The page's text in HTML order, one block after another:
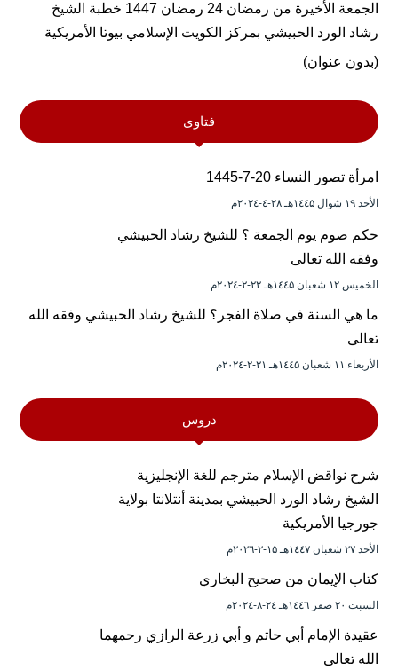
الجمعة الأخيرة من رمضان 24 رمضان 1447 خطبة الشيخ
رشاد الورد الحبيشي بمركز الكويت الإسلامي بيوتا الأمريكية
(بدون عنوان)
فتاوى
امرأة تصور النساء 20-7-1445
الأحد ۱۹ شوال ۱٤٤۵هـ ۲۸-٤-۲۰۲٤م
حكم صوم يوم الجمعة ؟ للشيخ رشاد الحبيشي
وفقه الله تعالى
الخميس ۱۲ شعبان ۱٤٤۵هـ ۲۲-۲-۲۰۲٤م
ما هي السنة في صلاة الفجر؟ للشيخ رشاد الحبيشي وفقه الله
تعالى
الأربعاء ۱۱ شعبان ۱٤٤۵هـ ۲۱-۲-۲۰۲٤م
دروس
شرح نواقض الإسلام مترجم للغة الإنجليزية
الشيخ رشاد الورد الحبيشي بمدينة أنتلانتا بولاية
جورجيا الأمريكية
الأحد ۲۷ شعبان ۱٤٤۷هـ ۱۵-۲-۲۰۲٦م
كتاب الإيمان من صحيح البخاري
السبت ۲۰ صفر ۱٤٤٦هـ ۲٤-۸-۲۰۲٤م
عقيدة الإمام أبي حاتم و أبي زرعة الرازي رحمهما
الله تعالى